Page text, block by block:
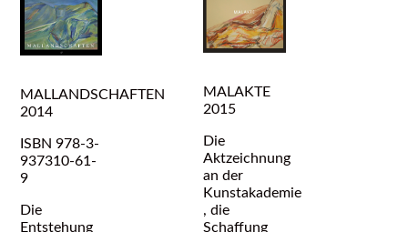
MALLANDSCHAFTEN
2014
ISBN 978-3-
937310-61-
9
Die
Entstehung
MALAKTE
2015
Die
Aktzeichnung
an der
Kunstakademie
, die
Schaffung